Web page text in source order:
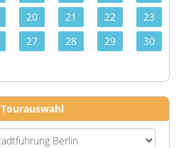
20 21 22
23
27 28 29
30
Tourauswahl